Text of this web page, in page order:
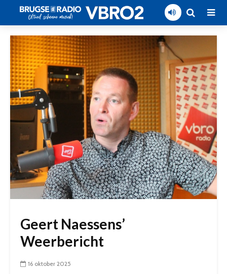
Geert Naessens’
Weerbericht
16 oktober 2025